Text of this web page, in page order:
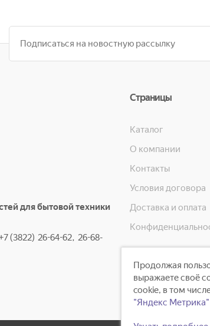
для бытовой техники
(3822) 26-64-62, 26-68-
Страницы
Каталог
О компании
Контакты
Условия договора
Доставка и оплата
Продолжая
выражаете своё
cookie, в том
"Яндекс Метрика"